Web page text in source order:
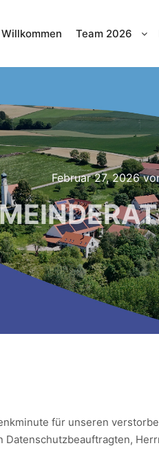
Willkommen Team 2026
Februar 27, 2026
für unseren